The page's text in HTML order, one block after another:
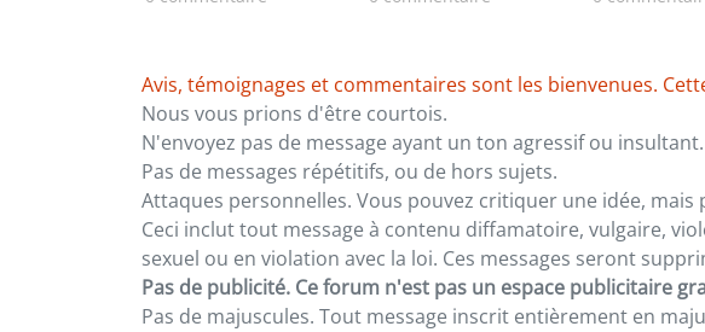
Avis, témoignages et commentaires sont les bienvenues.
Nous vous prions d'être courtois.
N'envoyez pas de message ayant un ton agressif ou insultant.
Pas de messages répétitifs, ou de hors sujets.
Attaques personnelles. Vous pouvez critiquer une idée, mais
Ceci inclut tout message à contenu diffamatoire, vulgaire,
sexuel ou en violation avec la loi. Ces messages seront
Pas de publicité. Ce forum n'est pas un espace publicitaire
Pas de majuscules. Tout message inscrit entièrement en